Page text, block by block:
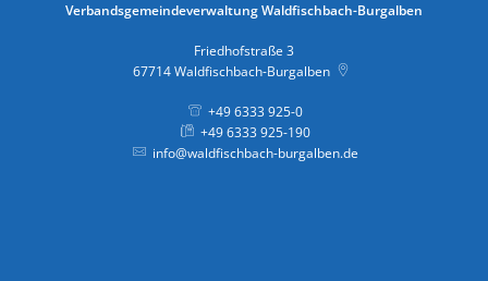
Verbandsgemeindeverwaltung Waldfischbach-Burgalben
Friedhofstraße 3
67714 Waldfischbach-Burgalben
+49 6333 925-0
+49 6333 925-190
info@waldfischbach-burgalben.de